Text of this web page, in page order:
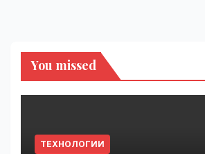
You missed
ТЕХНОЛОГИИ